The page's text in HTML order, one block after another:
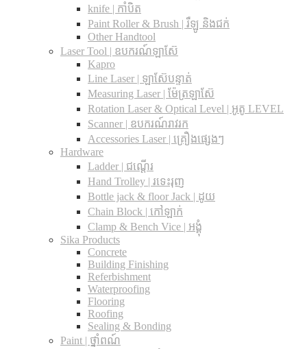
knife | កាំបិត
Paint Roller & Brush | រឺឡូ និងជក់
Other Handtool
Laser Tool | ឧបករណ៍ឡាស៊ែ
Kapro
Line Laser | ឡាស៊ែបន្ទាត់
Measuring Laser | ម៉ែត្រឡាស៊ែ
Rotation Laser & Optical Level | អូតូ LEVEL
Scanner | ឧបករណ៍រាវរក
Accessories Laser | គ្រឿងផ្សេងៗ
Hardware
Ladder | ជណ្តើរ
Hand Trolley | រទេះរុញ
Bottle jack & floor Jack​ | ដូយ
Chain Block | កៅឡាក់
Clamp & Bench Vice | អង្គុំ
Sika Products
Concrete
Building Finishing
Referbishment
Waterproofing
Flooring
Roofing
Sealing & Bonding
Paint | ថ្នាំពណ៍